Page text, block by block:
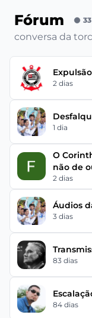
Fórum
conversa da
2 dias
1 dia
O
não de
2 dias
Áudios
3 dias
83 dias
84 dias